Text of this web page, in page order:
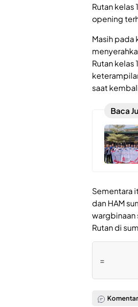
Rutan kelas
opening
Masih pada
Rutan
saat
Baca
Sementara
dan HAM
wargbinaan
Rutan di
=
Komentar